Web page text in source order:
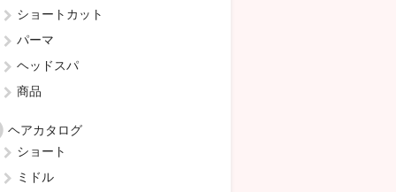
ショートカット
パーマ
ヘッドスパ
商品
ヘアカタログ
ショート
ミドル